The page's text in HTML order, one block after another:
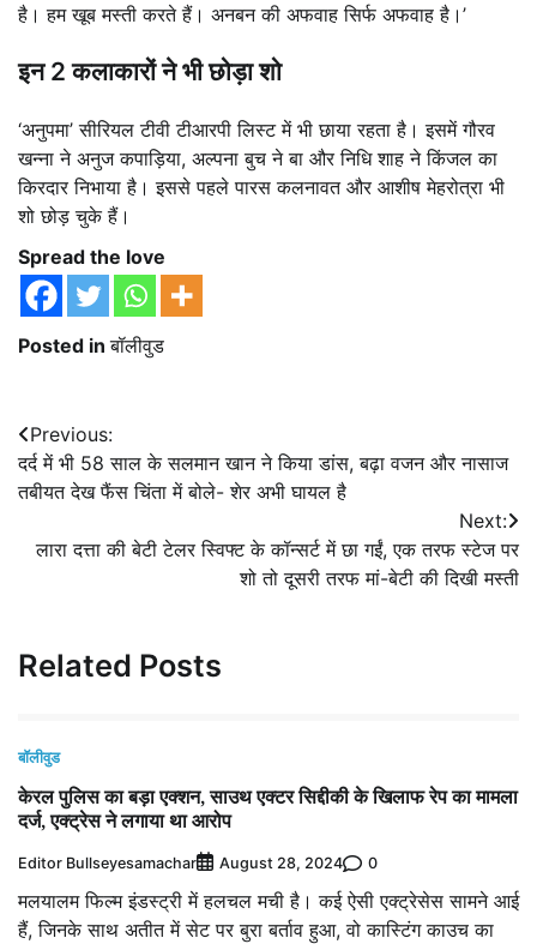
है। हम खूब मस्ती करते हैं। अनबन की अफवाह सिर्फ अफवाह है।’
इन 2 कलाकारों ने भी छोड़ा शो
‘अनुपमा’ सीरियल टीवी टीआरपी लिस्ट में भी छाया रहता है। इसमें गौरव
खन्ना ने अनुज कपाड़िया, अल्पना बुच ने बा और निधि शाह ने किंजल का
किरदार निभाया है। इससे पहले पारस कलनावत और आशीष मेहरोत्रा भी
शो छोड़ चुके हैं।
Spread the love
Posted inबॉलीवुड
Post
navigation
Previous:
दर्द में भी 58 साल के सलमान खान ने किया डांस, बढ़ा वजन और नासाज
तबीयत देख फैंस चिंता में बोले- शेर अभी घायल है
Next:
लारा दत्ता की बेटी टेलर स्विफ्ट के कॉन्सर्ट में छा गईं, एक तरफ स्टेज पर
शो तो दूसरी तरफ मां-बेटी की दिखी मस्ती
Related Posts
बॉलीवुड
केरल पुलिस का बड़ा एक्शन, साउथ एक्टर सिद्दीकी के खिलाफ रेप का मामला
दर्ज, एक्ट्रेस ने लगाया था आरोप
Editor Bullseyesamachar August 28, 2024 0
मलयालम फिल्म इंडस्ट्री में हलचल मची है। कई ऐसी एक्ट्रेसेस सामने आई
हैं, जिनके साथ अतीत में सेट पर बुरा बर्ताव हुआ, वो कास्टिंग काउच का